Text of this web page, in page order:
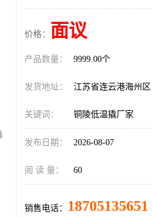
价格： 面议
产品数量： 9999.00个
发货地址： 江苏省连云港海州区
关键词： 铜陵低温撬厂家
发布日期： 2026-08-07
阅 读 量： 60
销售电话： 18705135651